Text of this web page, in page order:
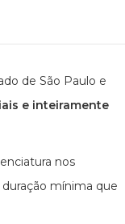
de São Paulo e
e inteiramente
nos
mínima que